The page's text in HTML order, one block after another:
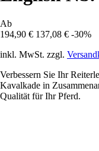
Ab
194,90 € 137,08 € -30%
inkl. MwSt. zzgl.
Verbessern Sie Ihr
Kavalkade in
Qualität für Ihr Pferd.